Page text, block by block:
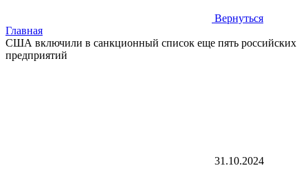
Вернуться
Главная
США включили в санкционный список еще пять российских
предприятий
31.10.2024